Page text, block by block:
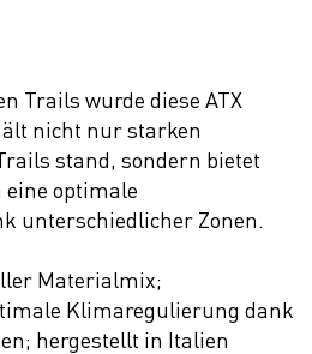
Trails wurde diese ATX
nicht nur starken
stand, sondern bietet
eine optimale
unterschiedlicher Zonen.
Materialmix;
Klimaregulierung dank
hergestellt in Italien